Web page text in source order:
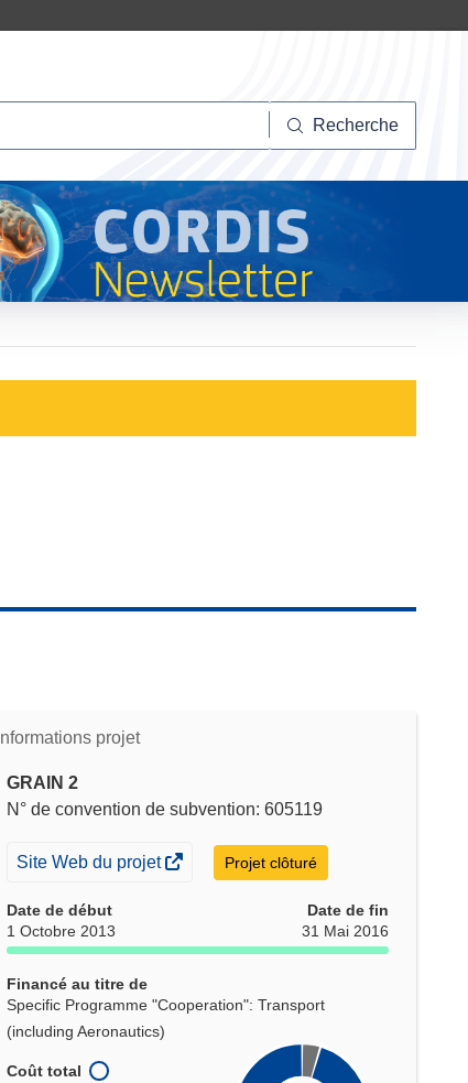
Recherche
Informations projet
GRAIN 2
N° de convention de subvention: 605119
(s’ouvre
une
nouvelle
Site Web du projet Projet clôturé
Date de début
1 Octobre 2013
Date de fin
31 Mai 2016
Financé au titre de
Specific Programme "Cooperation": Transport
(including Aeronautics)
Coût total